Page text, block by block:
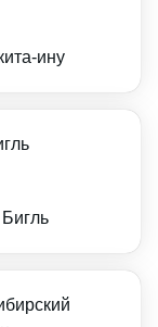
ину
Бигль